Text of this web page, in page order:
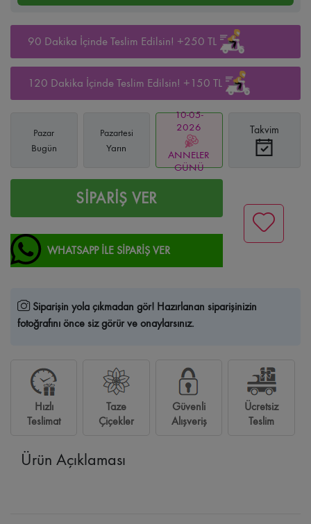
90 Dakika İçinde Teslim Edilsin! +250 TL
120 Dakika İçinde Teslim Edilsin! +150 TL
Pazar
Bugün
Pazartesi
Yarın
10-05-
2026
ANNELER
GÜNÜ
Takvim
SİPARİŞ VER
WHATSAPP İLE SİPARİŞ VER
Siparişin yola çıkmadan gör! Hazırlanan siparişinizin
fotoğrafını önce siz görür ve onaylarsınız.
Hızlı
Teslimat
Taze
Çiçekler
Güvenli
Alışveriş
Ücretsiz
Teslim
Ürün Açıklaması